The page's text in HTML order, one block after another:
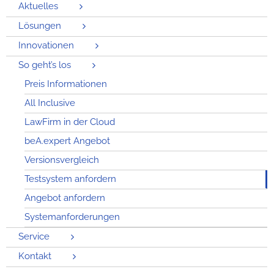
Aktuelles
Lösungen
Innovationen
So geht’s los
Preis Informationen
All Inclusive
LawFirm in der Cloud
beA.expert Angebot
Versionsvergleich
Testsystem anfordern
Angebot anfordern
Systemanforderungen
Service
Kontakt